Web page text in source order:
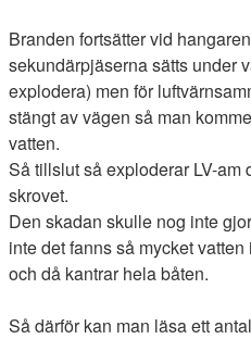
Branden fortsätter vid
sekundärpjäserna sätts under
explodera) men för
stängt av vägen så man
vatten.
Så tillslut så exploderar LV-am
skrovet.
Den skadan skulle nog inte
inte det fanns så mycket
och då kantrar hela båten.
Så därför kan man läsa ett